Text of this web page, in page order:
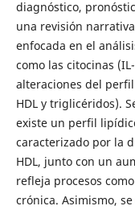
diagnóstico,
una revisión
enfocada en el
como las citocinas
alteraciones del
HDL y triglicéridos).
existe un perfil
caracterizado por la
HDL, junto con un
refleja procesos
crónica. Asimismo,